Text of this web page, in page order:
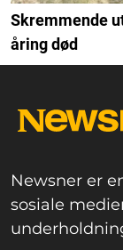
Skremmende
åring død
Newsner er
sosiale